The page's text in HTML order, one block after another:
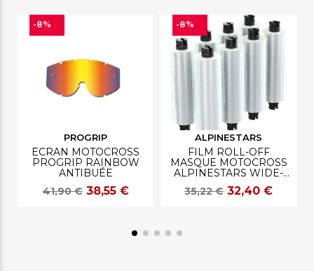
PROGRIP
ÉCRAN MOTOCROSS
PROGRIP RAINBOW
ANTIBUÉE
41,90 € 38,55 €
-8%
ALPINESTARS
FILM ROLL-OFF
MASQUE MOTOCROSS
ALPINESTARS WIDE-
VISION
35,22 € 32,40 €
-8%